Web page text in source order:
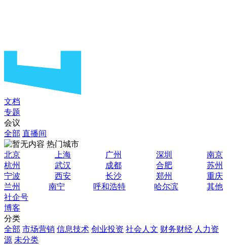
文档
专题
会议
全部 直播间
热门城市
北京
上海 广州 深圳
南京
杭州
武汉 成都 合肥
苏州
宁波
西安 长沙 郑州
重庆
兰州
南宁 呼和浩特 哈尔滨
其他
社企号
博客
分类
全部 市场营销 信息技术 创业投资 社会人文 财务财经 人力资
源 未分类